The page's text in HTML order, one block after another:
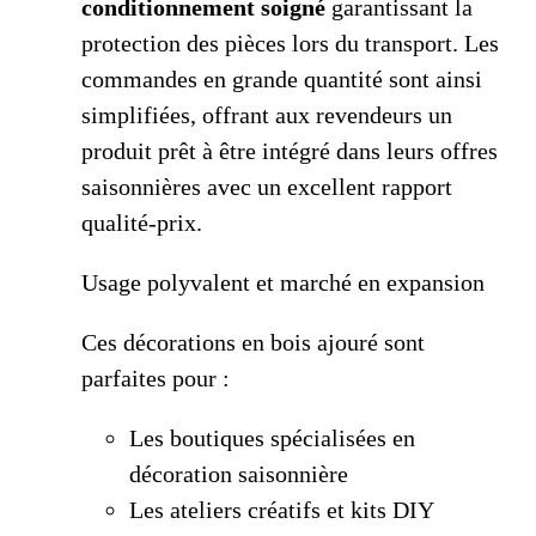
conditionnement soigné garantissant la
protection des pièces lors du transport. Les
commandes en grande quantité sont ainsi
simplifiées, offrant aux revendeurs un
produit prêt à être intégré dans leurs offres
saisonnières avec un excellent rapport
qualité-prix.
Usage polyvalent et marché en expansion
Ces décorations en bois ajouré sont
parfaites pour :
Les boutiques spécialisées en
décoration saisonnière
Les ateliers créatifs et kits DIY